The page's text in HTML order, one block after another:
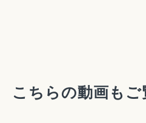
こちらの動画もご